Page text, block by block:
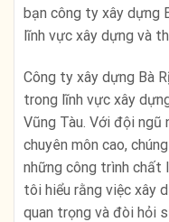
bạn công ty xây dựng
lĩnh vực xây dựng và
Công ty xây dựng Bà
trong lĩnh vực xây
Vũng Tàu. Với đội ngũ
chuyên môn cao,
những công trình chất
tôi hiểu rằng việc xây
quan trọng và đòi hỏi